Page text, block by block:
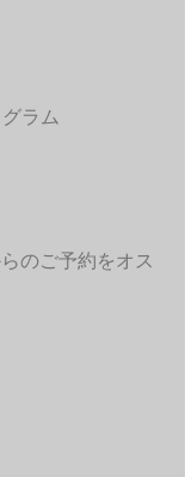
ラム
のご予約をオス